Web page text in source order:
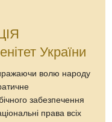
України
волю народу
забезпечення
права всіх